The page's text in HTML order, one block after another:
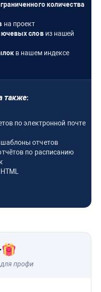
количества
на проект
словиз нашей
в нашем индексе
также:
по электронной почте
отчетов
по расписанию
профи